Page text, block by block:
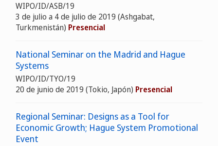
WIPO/ID/ASB/19
3 de julio a 4 de julio de 2019 (Ashgabat,
Turkmenistán) Presencial
National Seminar on the Madrid and Hague
Systems
WIPO/ID/TYO/19
20 de junio de 2019 (Tokio, Japón) Presencial
Regional Seminar: Designs as a Tool for
Economic Growth; Hague System Promotional
Event